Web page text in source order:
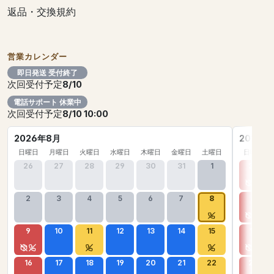
返品・交換規約
営業カレンダー
即日発送 受付終了
次回受付予定8/10
電話サポート 休業中
次回受付予定8/10 10:00
2026年8月
日曜日 月曜日 火曜日 水曜日 木曜日 金曜日 土曜日
26 27 28 29 30 31 1
2 3 4 5 6 7 8
9 10 11 12 13 14 15
16 17 18 19 20 21 22
2026年
日曜日